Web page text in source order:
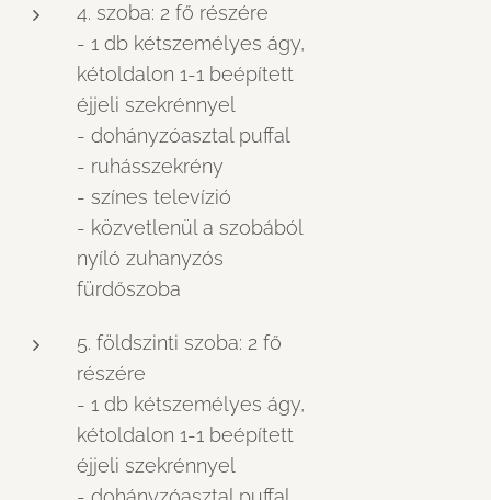
4. szoba: 2 fő részére
- 1 db kétszemélyes ágy,
kétoldalon 1-1 beépített
éjjeli szekrénnyel
- dohányzóasztal puffal
- ruhásszekrény
- színes televízió
- közvetlenül a szobából
nyíló zuhanyzós
fürdőszoba
5. földszinti szoba: 2 fő
részére
- 1 db kétszemélyes ágy,
kétoldalon 1-1 beépített
éjjeli szekrénnyel